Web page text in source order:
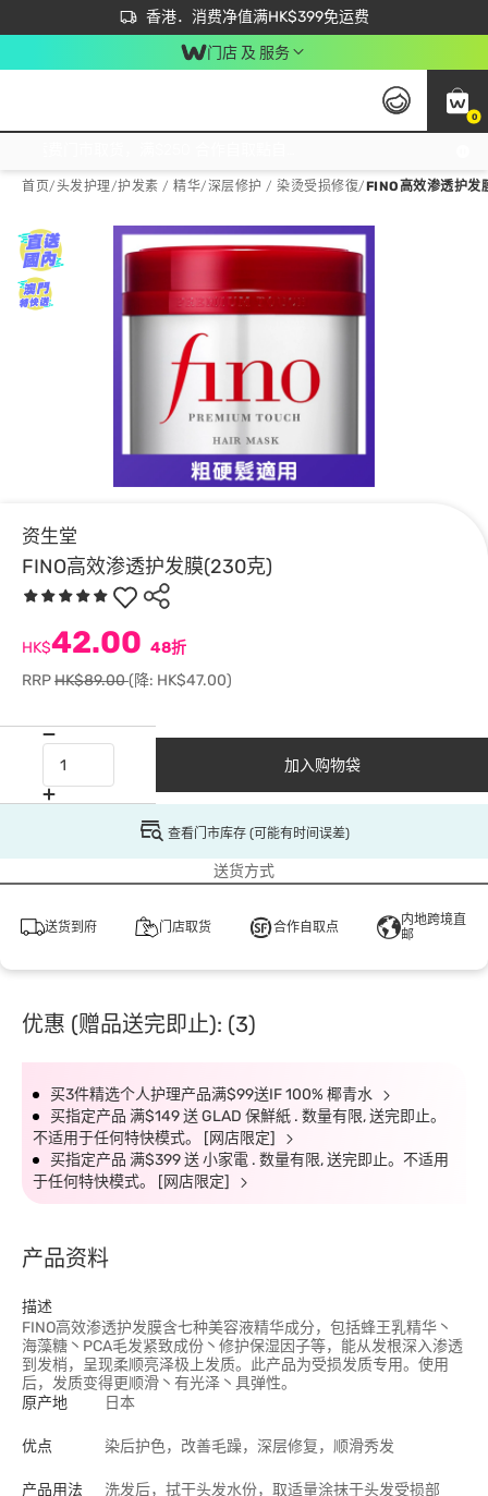
香港．消费净值满HK$399免运费
立即成为易赏钱会员尽享独家优惠
首次APP下单买满$450 输入 NEWAPP 即减$50
门店 及 服务
0
首页/头发护理/护发素 / 精华/深层修护 / 染烫受损修復/FINO高效渗透护
资生堂
FINO高效渗透护发膜(230克)
HK$42.00 48折
RRPHK$89.00(降: HK$47.00)
加入购物袋
查看门市库存 (可能有时间误差)
送货方式
送货到府 门店取货 合作自取点
内地跨境直
邮
优惠 (赠品送完即止): (3)
买3件精选个人护理产品满$99送IF 100% 椰青水
买指定产品 满$149 送 GLAD 保鮮紙 . 数量有限, 送完即止。
不适用于任何特快模式。 [网店限定]
买指定产品 满$399 送 小家電 . 数量有限, 送完即止。不适用
于任何特快模式。 [网店限定]
产品资料
描述
FINO高效渗透护发膜含七种美容液精华成分，包括蜂王乳精华丶
海藻糖丶PCA毛发紧致成份丶修护保湿因子等，能从发根深入渗透
到发梢，呈现柔顺亮泽极上发质。此产品为受损发质专用。使用
后，发质变得更顺滑丶有光泽丶具弹性。
原产地
日本
优点 染后护色，改善毛躁，深层修复，顺滑秀发
产品用法
洗发后，拭干头发水份，取适量涂抹于头发受损部